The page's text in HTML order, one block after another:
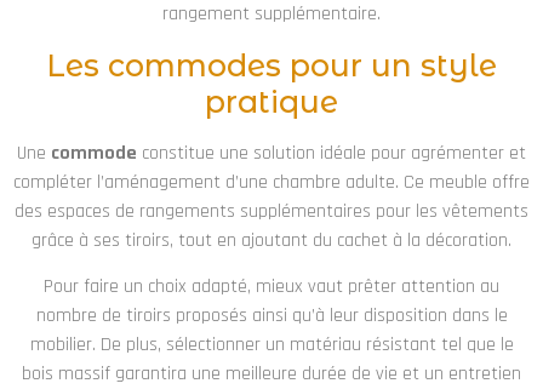
rangement supplémentaire.
Les commodes pour un style
pratique
Une commode constitue une solution idéale pour agrémenter et
compléter l’aménagement d’une chambre adulte. Ce meuble offre
des espaces de rangements supplémentaires pour les vêtements
grâce à ses tiroirs, tout en ajoutant du cachet à la décoration.
Pour faire un choix adapté, mieux vaut prêter attention au
nombre de tiroirs proposés ainsi qu’à leur disposition dans le
mobilier. De plus, sélectionner un matériau résistant tel que le
bois massif garantira une meilleure durée de vie et un entretien